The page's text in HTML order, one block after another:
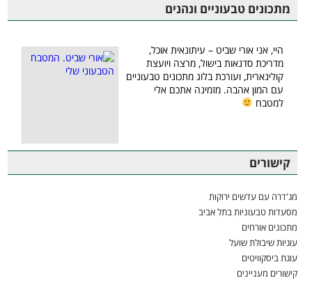
מתכונים טבעוניים ונהנים
היי, אני אורי שביט – עיתונאית אוכל,
מדריכת סדנאות בישול, מרצה ויועצת
קולינארית, ועורכת בלוג מתכונים טבעוניים
עם המון אהבה. מזמינה אתכם אלי
למטבח
קישורים
מג'דרה עם עדשים ירוקות
מסעדות טבעוניות בתל אביב
מתכונים אורחים
עוגיות שיבולת שועל
עוגת ביסקוויטים
קישורים מעניינים